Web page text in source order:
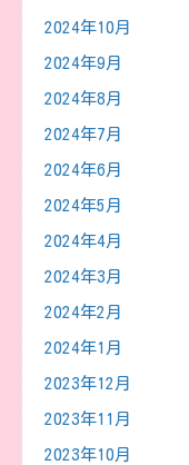
2024年10月
2024年9月
2024年8月
2024年7月
2024年6月
2024年5月
2024年4月
2024年3月
2024年2月
2024年1月
2023年12月
2023年11月
2023年10月